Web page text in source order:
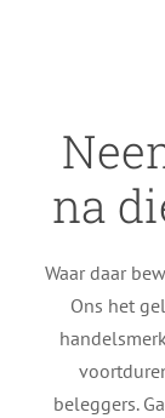
na
Waar daar
Ons het
beleggers.